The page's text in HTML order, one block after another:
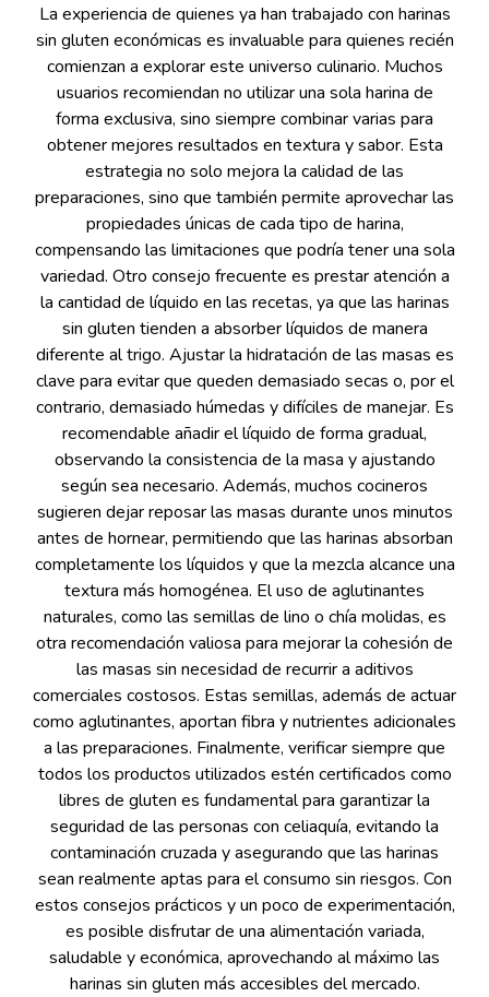
La experiencia de quienes ya han trabajado con harinas
sin gluten económicas es invaluable para quienes recién
comienzan a explorar este universo culinario. Muchos
usuarios recomiendan no utilizar una sola harina de
forma exclusiva, sino siempre combinar varias para
obtener mejores resultados en textura y sabor. Esta
estrategia no solo mejora la calidad de las
preparaciones, sino que también permite aprovechar las
propiedades únicas de cada tipo de harina,
compensando las limitaciones que podría tener una sola
variedad. Otro consejo frecuente es prestar atención a
la cantidad de líquido en las recetas, ya que las harinas
sin gluten tienden a absorber líquidos de manera
diferente al trigo. Ajustar la hidratación de las masas es
clave para evitar que queden demasiado secas o, por el
contrario, demasiado húmedas y difíciles de manejar. Es
recomendable añadir el líquido de forma gradual,
observando la consistencia de la masa y ajustando
según sea necesario. Además, muchos cocineros
sugieren dejar reposar las masas durante unos minutos
antes de hornear, permitiendo que las harinas absorban
completamente los líquidos y que la mezcla alcance una
textura más homogénea. El uso de aglutinantes
naturales, como las semillas de lino o chía molidas, es
otra recomendación valiosa para mejorar la cohesión de
las masas sin necesidad de recurrir a aditivos
comerciales costosos. Estas semillas, además de actuar
como aglutinantes, aportan fibra y nutrientes adicionales
a las preparaciones. Finalmente, verificar siempre que
todos los productos utilizados estén certificados como
libres de gluten es fundamental para garantizar la
seguridad de las personas con celiaquía, evitando la
contaminación cruzada y asegurando que las harinas
sean realmente aptas para el consumo sin riesgos. Con
estos consejos prácticos y un poco de experimentación,
es posible disfrutar de una alimentación variada,
saludable y económica, aprovechando al máximo las
harinas sin gluten más accesibles del mercado.